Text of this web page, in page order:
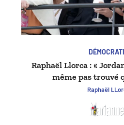
Raphaël Llorca : «
même pas trouvé
Raphaël